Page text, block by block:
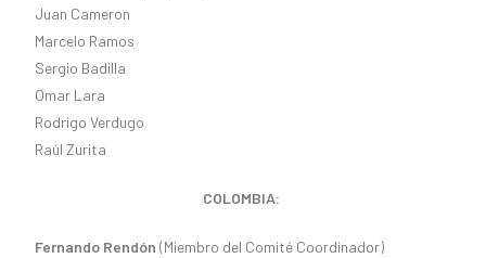
Juan Cameron
Marcelo Ramos
Sergio Badilla
Omar Lara
Rodrigo Verdugo
Raúl Zurita
COLOMBIA:
Fernando Rendón (Miembro del Comité Coordinador)